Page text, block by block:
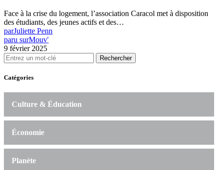
Face à la crise du logement, l’association Caracol met à disposition
des étudiants, des jeunes actifs et des…
parJuliette Penn
paru surMouv'
9 février 2025
Rechercher
Catégories
Culture & Éducation
Économie
Planète